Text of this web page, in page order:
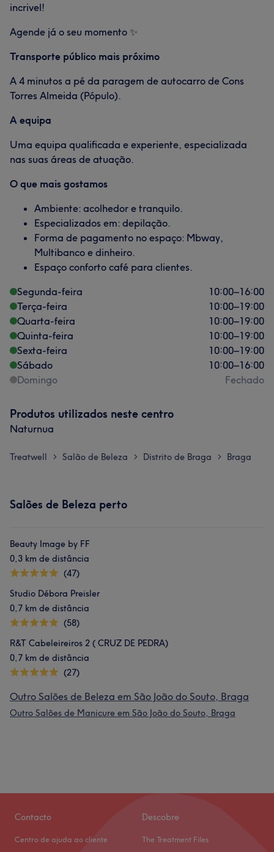
incrivel!
Agende já o seu momento ✨
Transporte público mais próximo
A 4 minutos a pé da paragem de autocarro de Cons
Torres Almeida (Pópulo).
A equipa
Uma equipa qualificada e experiente, especializada
nas suas áreas de atuação.
O que mais gostamos
Ambiente: acolhedor e tranquilo.
Especializados em: depilação.
Forma de pagamento no espaço: Mbway,
Multibanco e dinheiro.
Espaço conforto café para clientes.
Segunda-feira
10:00–16:00
Terça-feira
10:00–19:00
Quarta-feira
10:00–19:00
Quinta-feira
10:00–19:00
Sexta-feira
10:00–19:00
Sábado
10:00–16:00
Domingo
Fechado
Produtos utilizados neste centro
Naturnua
Treatwell > Salão de Beleza > Distrito de Braga > Braga
Salões de Beleza perto
Beauty Image by FF
0,3 km de distância
(47)
Studio Débora Preisler
0,7 km de distância
(58)
R&T Cabeleireiros 2 ( CRUZ DE PEDRA)
0,7 km de distância
(27)
Outro Salões de Beleza em São João do Souto, Braga
Outro Salões de Manicure em São João do Souto, Braga
Contacto
Centro de ajuda ao cliente
Descobre
The Treatment Files